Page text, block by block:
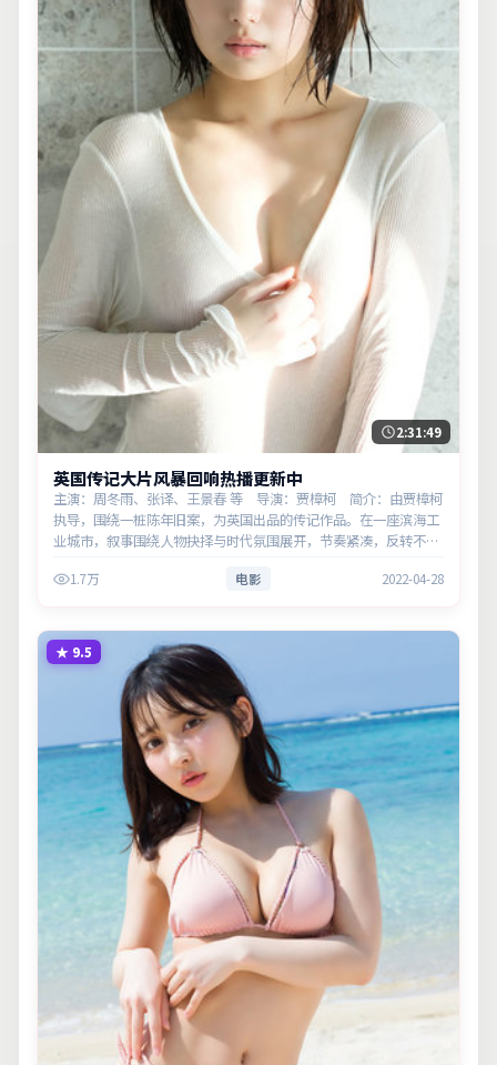
2:31:49
英国传记大片风暴回响热播更新中
主演：周冬雨、张译、王景春 等 导演：贾樟柯 简介：由贾樟柯
执导，围绕一桩陈年旧案，为英国出品的传记作品。在一座滨海工
业城市，叙事围绕人物抉择与时代氛围展开，节奏紧凑，反转不
1.7万 电影 2022-04-28
★ 9.5